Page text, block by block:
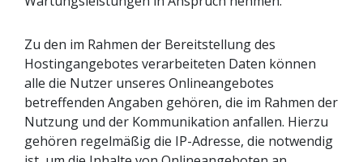
Zu den im Rahmen der Bereitstellung des
Hostingangebotes verarbeiteten Daten können
alle die Nutzer unseres Onlineangebotes
betreffenden Angaben gehören, die im Rahmen der
Nutzung und der Kommunikation anfallen. Hierzu
gehören regelmäßig die IP-Adresse, die notwendig